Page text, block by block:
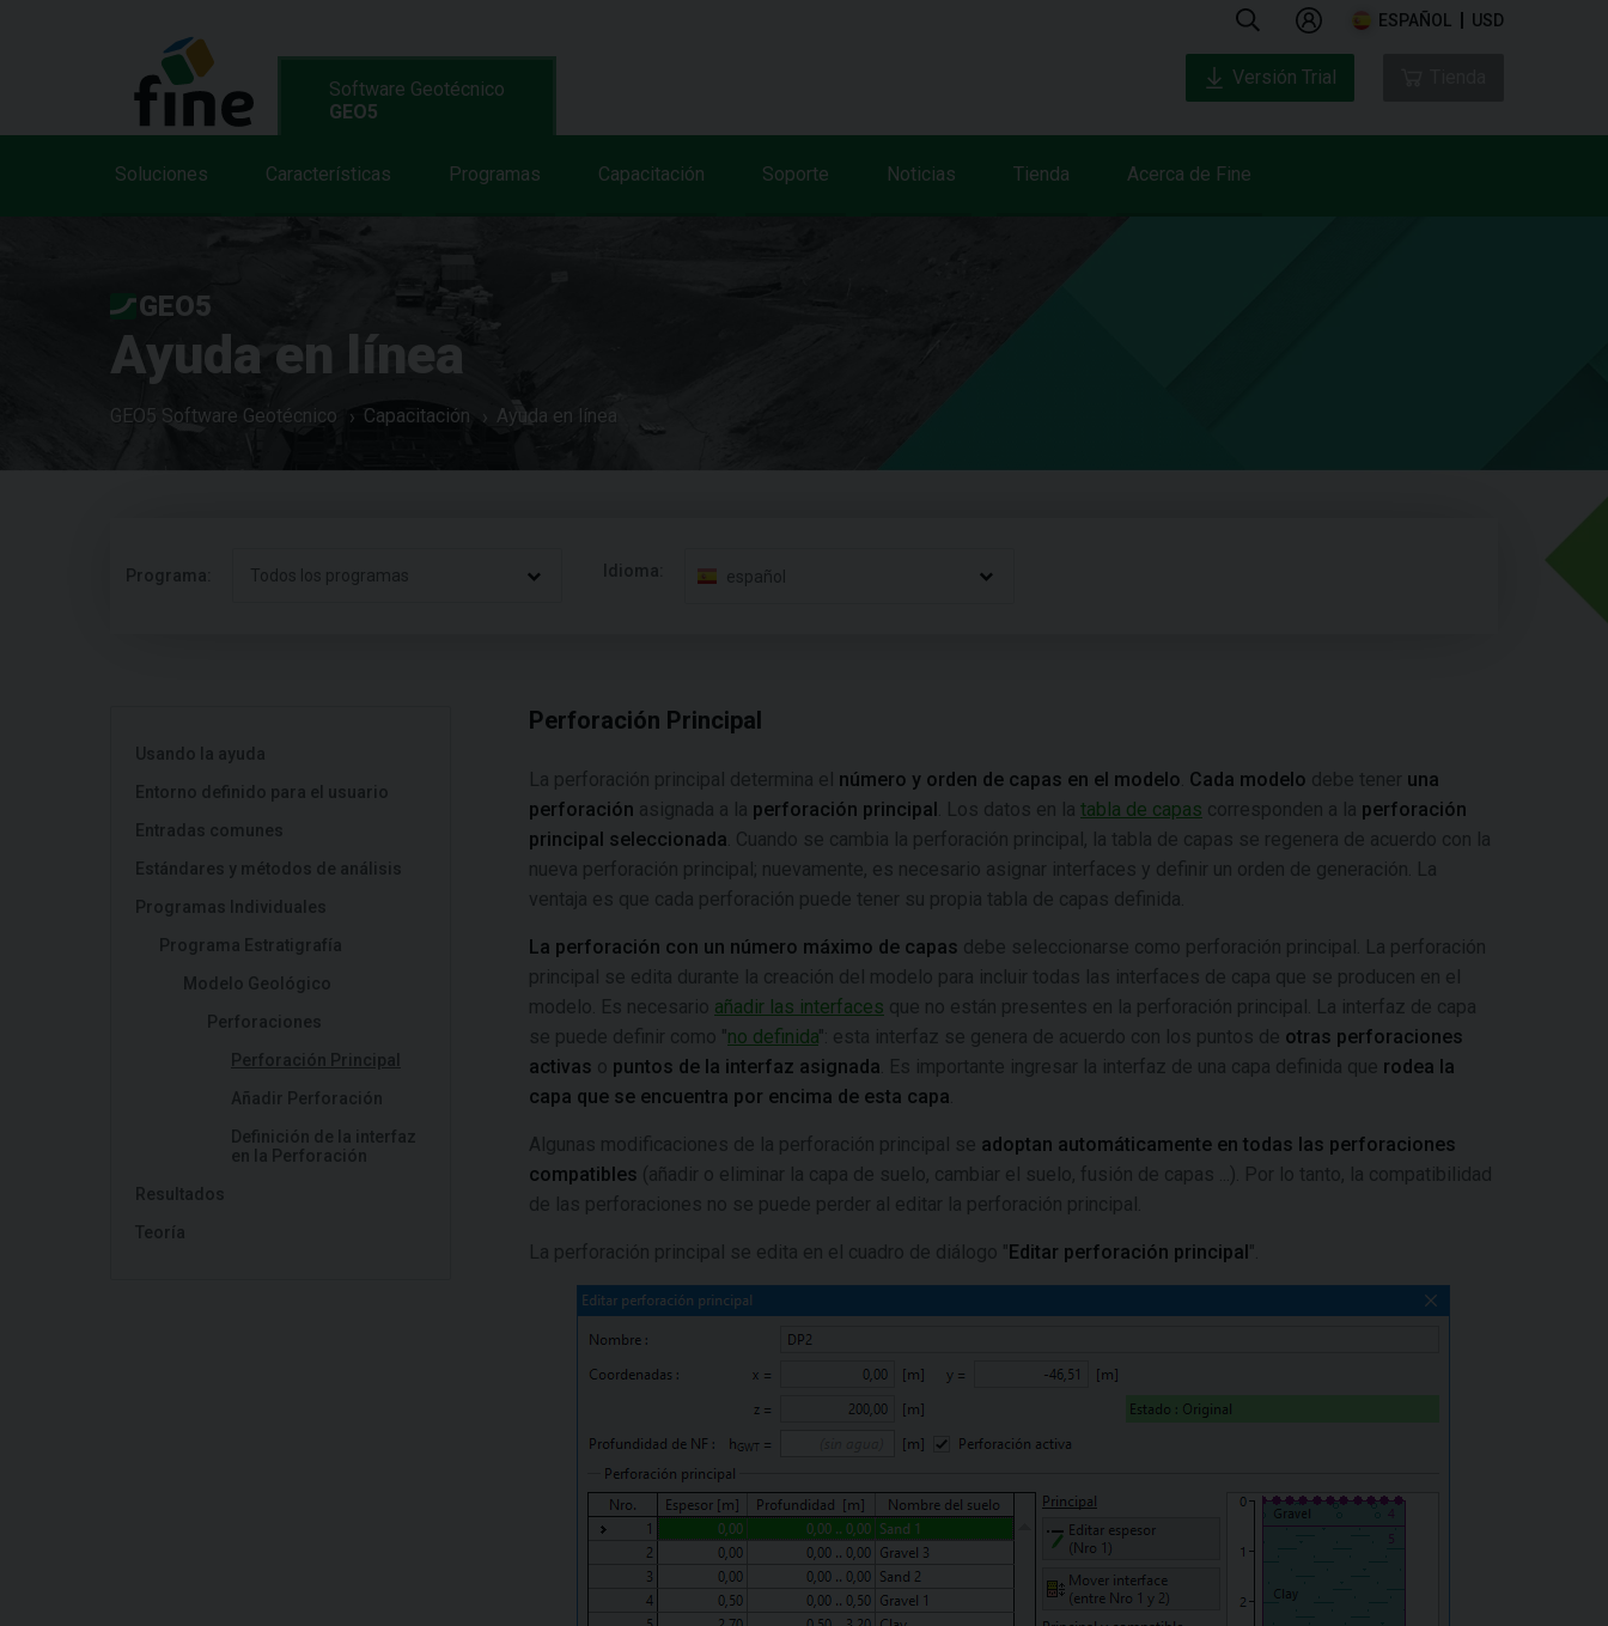
ESPAÑOL USD
Software Geotécnico
GEO5
Soluciones Características Programas Capacitación Soporte Noticias Tienda Acerca de Fine
Versión Trial
GEO5
Ayuda en línea
GEO5 Software Geotécnico Capacitación Ayuda en línea
Programa: Todos los programas Idioma: español
Usando la ayuda
Entorno definido para el usuario
Entradas comunes
Estándares y métodos de análisis
Programas Individuales
Programa Estratigrafía
Modelo Geológico
Perforaciones
Perforación Principal
Añadir Perforación
Definición de la interfaz
en la Perforación
Resultados
Teoría
Perforación Principal
La perforación principal determina el número y orden de capas en el modelo Cada modelo debe tener una
perforación asignada a la perforación principal . Los datos en la tabla de capas corresponden a la perforación
principal seleccionada . Cuando se cambia la perforación principal, la tabla de capas se regenera de acuerdo con la
nueva perforación principal; nuevamente, es necesario asignar interfaces y definir un orden de generación. La
ventaja es que cada perforación puede tener su propia tabla de capas definida.
La perforación con un número máximo de capas debe seleccionarse como perforación principal. La perforación
principal se edita durante la creación del modelo para incluir todas las interfaces de capa que se producen en el
modelo. Es necesario añadir las interfaces que no están presentes en la perforación principal. La interfaz de capa
se puede definir como "no definida": esta interfaz se genera de acuerdo con los puntos de otras perforaciones
activas o puntos de la interfaz asignada . Es importante ingresar la interfaz de una capa definida que rodea la
capa que se encuentra por encima de esta capa
Algunas modificaciones de la perforación principal se adoptan automáticamente en todas las perforaciones
compatibles (añadir o eliminar la capa de suelo, cambiar el suelo, fusión de capas ...). Por lo tanto, la compatibilidad
de las perforaciones no se puede perder al editar la perforación principal.
La perforación principal se edita en el cuadro de diálogo "Editar perforación principal".